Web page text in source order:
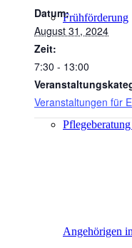
Frühförderung
Angehörigen
Datum:
August 31, 2024
Zeit:
7:30 - 13:00
Veranstaltungen für